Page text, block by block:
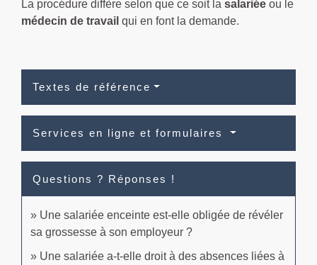
La procédure diffère selon que ce soit la salariée ou le
médecin de travail qui en font la demande.
Textes de référence
Services en ligne et formulaires
Questions ? Réponses !
Une salariée enceinte est-elle obligée de révéler
sa grossesse à son employeur ?
Une salariée a-t-elle droit à des absences liées à